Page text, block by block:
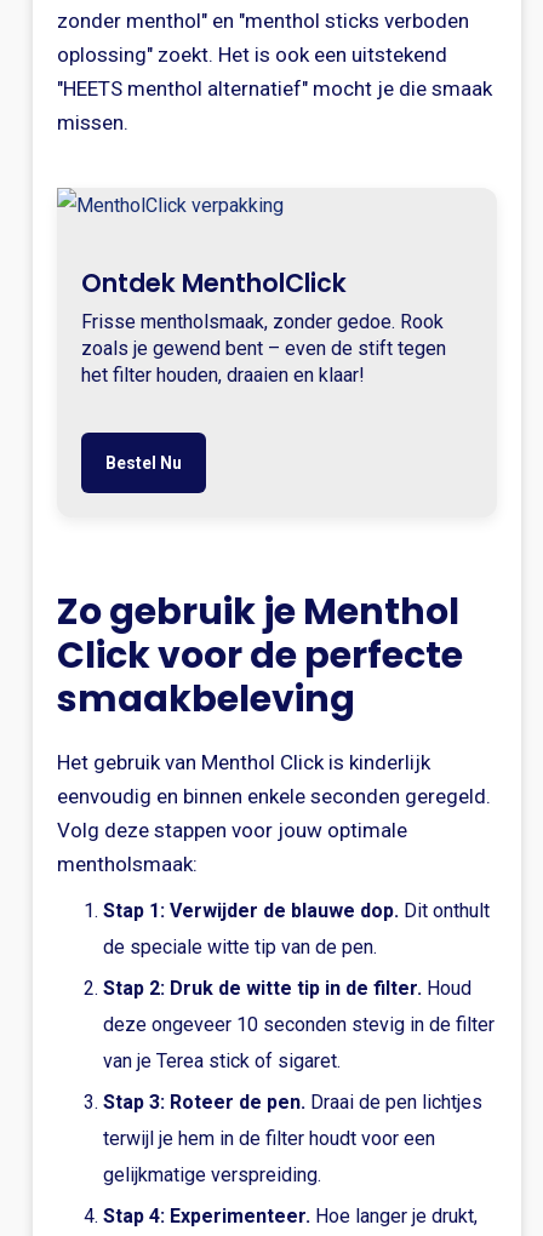
zonder menthol" en "menthol sticks verboden
oplossing" zoekt. Het is ook een uitstekend
"HEETS menthol alternatief" mocht je die smaak
missen.
Ontdek MentholClick
Frisse mentholsmaak, zonder gedoe. Rook
zoals je gewend bent – even de stift tegen
het filter houden, draaien en klaar!
Bestel Nu
Zo gebruik je Menthol
Click voor de perfecte
smaakbeleving
Het gebruik van Menthol Click is kinderlijk
eenvoudig en binnen enkele seconden geregeld.
Volg deze stappen voor jouw optimale
mentholsmaak:
Stap 1: Verwijder de blauwe dop.Dit onthult
de speciale witte tip van de pen.
Stap 2: Druk de witte tip in de filter.Houd
deze ongeveer 10 seconden stevig in de filter
van je Terea stick of sigaret.
Stap 3: Roteer de pen.Draai de pen lichtjes
terwijl je hem in de filter houdt voor een
gelijkmatige verspreiding.
Stap 4: Experimenteer.Hoe langer je drukt,